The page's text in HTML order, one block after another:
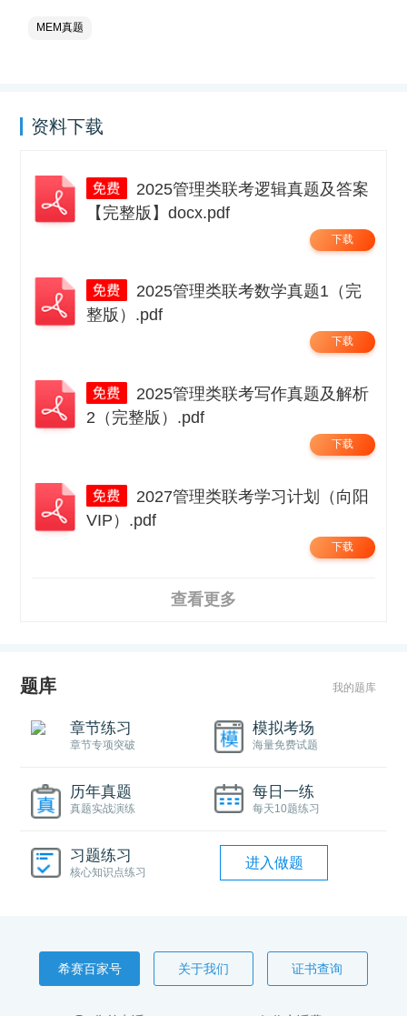
MEM真题
资料下载
【完整版】docx.pdf
下载
整版）.pdf
下载
2（完整版）.pdf
下载
VIP）.pdf
下载
查看更多
题库 我的题库
章节练习
章节专项突破
模拟考场
海量免费试题
历年真题
真题实战演练
每日一练
每天10题练习
习题练习
核心知识点练习
进入做题
希赛百家号 关于我们 证书查询